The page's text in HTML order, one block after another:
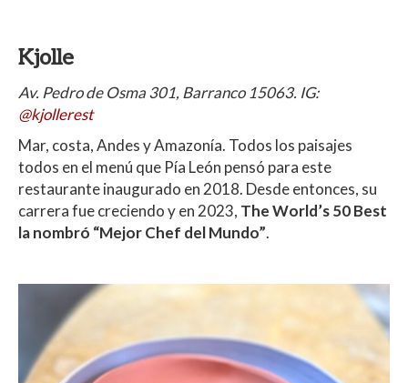
Kjolle
Av. Pedro de Osma 301, Barranco 15063. IG:
@kjollerest
Mar, costa, Andes y Amazonía. Todos los paisajes
todos en el menú que Pía León pensó para este
restaurante inaugurado en 2018. Desde entonces, su
carrera fue creciendo y en 2023, The World’s 50 Best
la nombró “Mejor Chef del Mundo”.